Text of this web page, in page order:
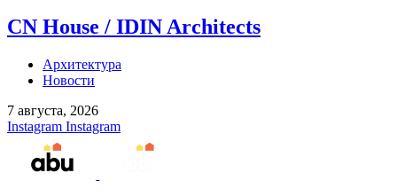
CN House / IDIN Architects
Архитектура
Новости
7 августа, 2026
Instagram Instagram